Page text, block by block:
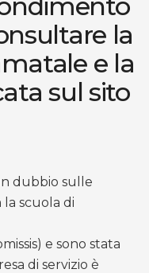
la
e la
sul sito
dubbio sulle
scuola di
e sono stata
di servizio è